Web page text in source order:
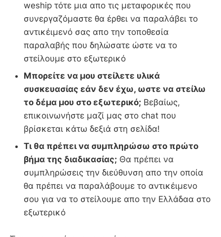
weship τότε μια απο τις μεταφορικές που
συνεργαζόμαστε θα έρθει να παραλάβει το
αντικέιμενό σας απο την τοποθεσία
παραλαβής που δηλώσατε ώστε να το
στείλουμε στο εξωτερικό
Μπορείτε να μου στείλετε υλικά
συσκευασίας εάν δεν έχω, ωστε να στείλω
το δέμα μου στο εξωτερικό; Βεβαίως,
επικοινωνήστε μαζί μας στο chat που
βρίσκεται κάτω δεξιά στη σελίδα!
Τι θα πρέπει να συμπληρώσω στο πρώτο
βήμα της διαδικασίας; Θα πρέπει να
συμπληρώσεις την διεύθυνση απο την οποία
θα πρέπει να παραλάβουμε το αντικέιμενο
σου για να το στείλουμε απο την Ελλάδαα στο
εξωτερικό